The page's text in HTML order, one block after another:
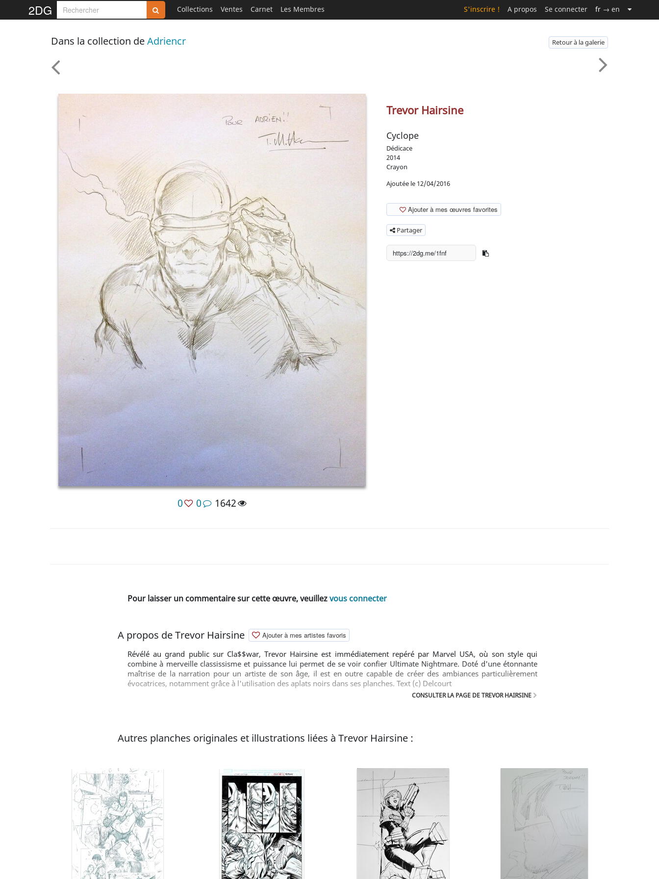
2DG Collections Ventes Carnet Les Membres S'inscrire ! A propos Se connecter fr → en
Dans la collection deAdriencr Retour à la galerie
0 0 1642
Trevor Hairsine
Cyclope
Dédicace
2014
Crayon
Ajoutée le 12/04/2016
Ajouter à mes œuvres favorites
Partager
Pour laisser un commentaire sur cette œuvre, veuillezvous connecter
A propos de Trevor Hairsine Ajouter à mes artistes favoris
Révélé au grand public sur Cla$$war, Trevor Hairsine est immédiatement repéré par Marvel USA, où son style qui
combine à merveille classissisme et puissance lui permet de se voir confier Ultimate Nightmare. Doté d'une étonnante
maîtrise de la narration pour un artiste de son âge, il est en outre capable de créer des ambiances particulièrement
évocatrices, notamment grâce à l'utilisation des aplats noirs dans ses planches. Text (c) Delcourt
CONSULTER LA PAGE DE TREVOR HAIRSINE
Autres planches originales et illustrations liées à Trevor Hairsine :